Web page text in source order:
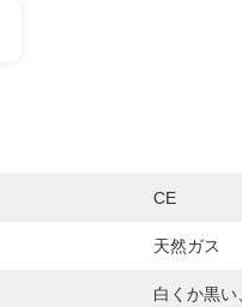
CE
天然ガス
白くか黒